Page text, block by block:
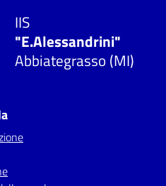
IIS
"E.Alessandrini"
Abbiategrasso (MI)